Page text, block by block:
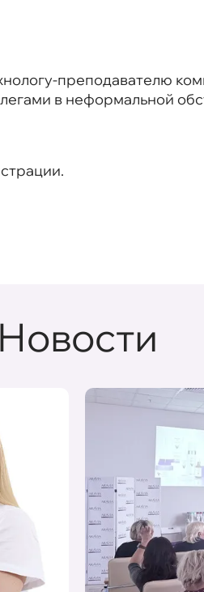
преподавателю
в неформальной
Новости